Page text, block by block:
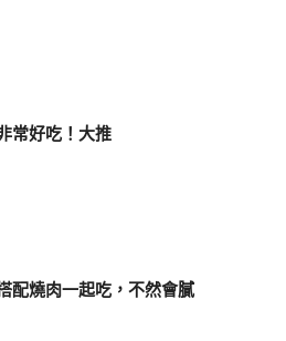
常好吃！大推
配燒肉一起吃，不然會膩